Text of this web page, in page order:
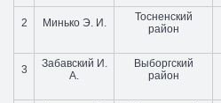
2 Минько Э. И.
Тосненский
район
3
Забавский И.
А.
Выборгский
район